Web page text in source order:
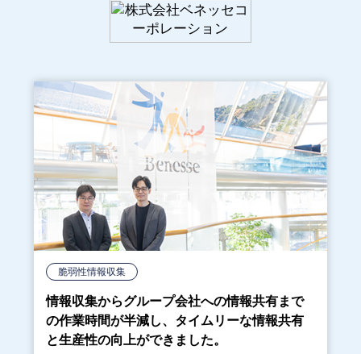
脆弱性情報収集
情報収集からグループ会社への情報共有まで
の作業時間が半減し、タイムリーな情報共有
と生産性の向上ができました。